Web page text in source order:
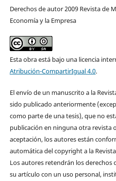
Derechos de autor 2009 Revista de
Economía y la Empresa
Esta obra está bajo una licencia
Atribución-CompartirIgual 4.0.
El envío de un manuscrito a la
sido publicado anteriormente
como parte de una tesis), que no
publicación en ninguna otra revista
aceptación, los autores están
automática del copyright a la
Los autores retendrán los
su artículo con un uso personal,